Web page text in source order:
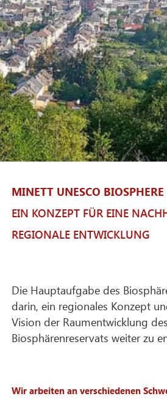
MINETT UNESCO BIOSPHERE
EIN KONZEPT FÜR EINE
REGIONALE ENTWICKLUNG
Die Hauptaufgabe des
darin, ein regionales Konzept
Vision der Raumentwicklung des
Biosphärenreservats weiter zu
Wir arbeiten an verschiedenen